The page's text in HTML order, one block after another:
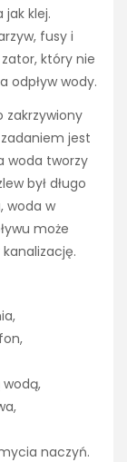
jak klej.
fusy i
który nie
odpływ wody.
zakrzywiony
jest
woda tworzy
był długo
woda w
może
wodą,
naczyń.